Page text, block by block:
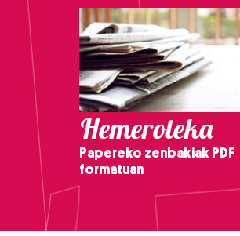
Hemeroteka
Papereko zenbakiak PDF
formatuan